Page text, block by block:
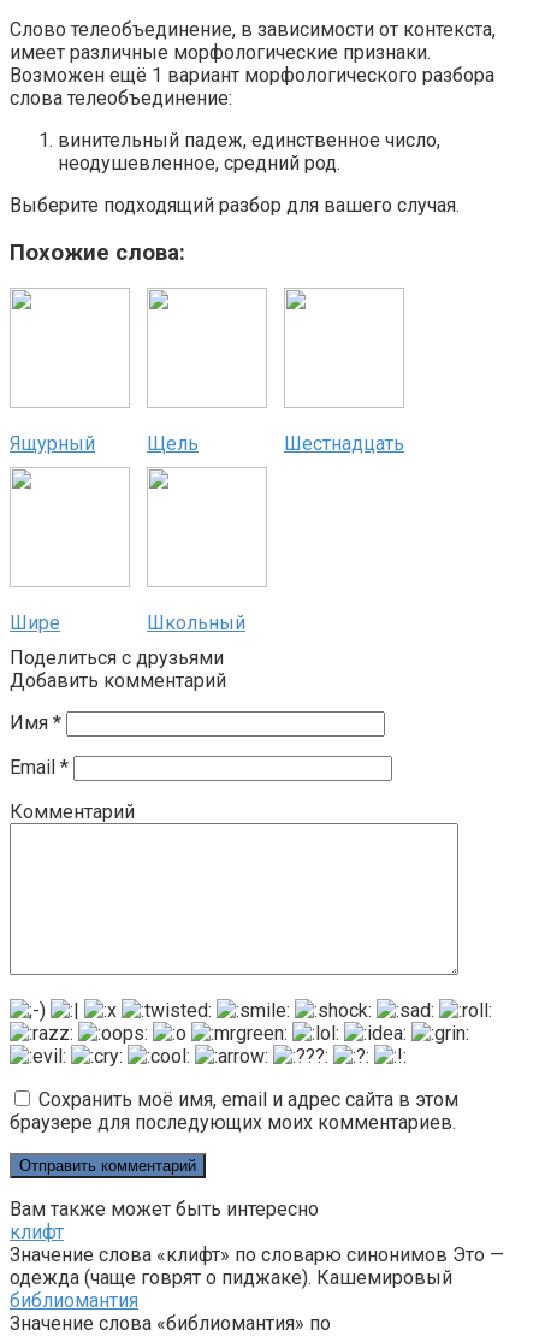
Слово телеобъединение, в зависимости от контекста,
имеет различные морфологические признаки.
Возможен ещё 1 вариант морфологического разбора
слова телеобъединение:
винительный падеж, единственное число,
неодушевленное, средний род.
Выберите подходящий разбор для вашего случая.
Похожие слова:
Ящурный Щель Шестнадцать
Шире
Школьный
Поделиться с друзьями
Добавить комментарий
Имя *
Email *
Комментарий
Сохранить моё имя, email и адрес сайта в этом
браузере для последующих моих комментариев.
Вам также может быть интересно
клифт
Значение слова «клифт» по словарю синонимов Это —
одежда (чаще говрят о пиджаке). Кашемировый
библиомантия
Значение слова «библиомантия» по